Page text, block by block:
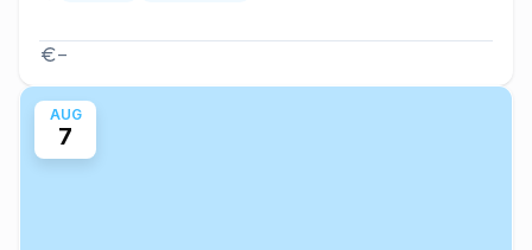
–
AUG
7